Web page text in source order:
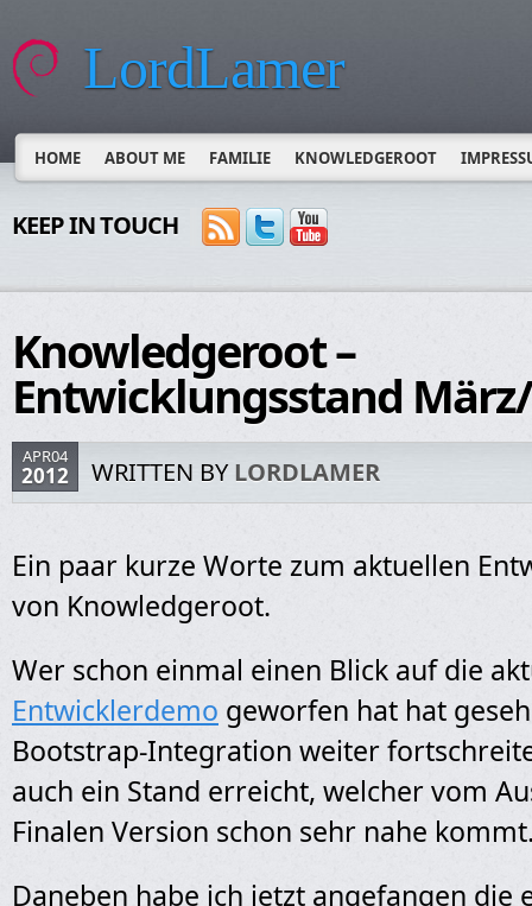
LordLamer
HOME ABOUT ME FAMILIE KNOWLEDGEROOT
KEEP IN TOUCH
Knowledgeroot –
Entwicklungsstand
APR04
2012 WRITTEN BYLORDLAMER
Ein paar kurze Worte zum aktuellen
von Knowledgeroot.
Wer schon einmal einen Blick auf die
Entwicklerdemo geworfen hat hat
Bootstrap-Integration weiter
auch ein Stand erreicht, welcher vom
Finalen Version schon sehr nahe
Daneben habe ich jetzt angefangen die